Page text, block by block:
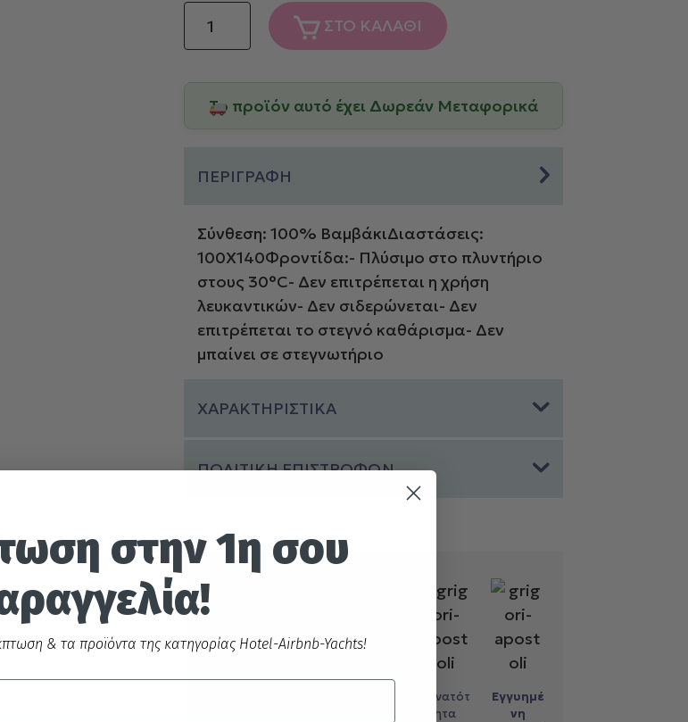
Town
Stars
100X140
Pink
ΣΤΟ ΚΑΛΑΘΙ
Το προϊόν αυτό έχει Δωρεάν Μεταφορικά
ΠΕΡΙΓΡΑΦΗ
Σύνθεση: 100% ΒαμβάκιΔιαστάσεις:
100Χ140Φροντίδα:- Πλύσιμο στο πλυντήριο
στους 30°C- Δεν επιτρέπεται η χρήση
λευκαντικών- Δεν σιδερώνεται- Δεν
επιτρέπεται το στεγνό καθάρισμα- Δεν
μπαίνει σε στεγνωτήριο
ΧΑΡΑΚΤΗΡΙΣΤΙΚΑ
ΠΟΛΙΤΙΚΗ ΕΠΙΣΤΡΟΦΩΝ
Δυνατότ
ητα
Εγγυημέ
νη
στην 1η σου
& τα προϊόντα της κατηγορίας Hotel-Airbnb-Yachts!